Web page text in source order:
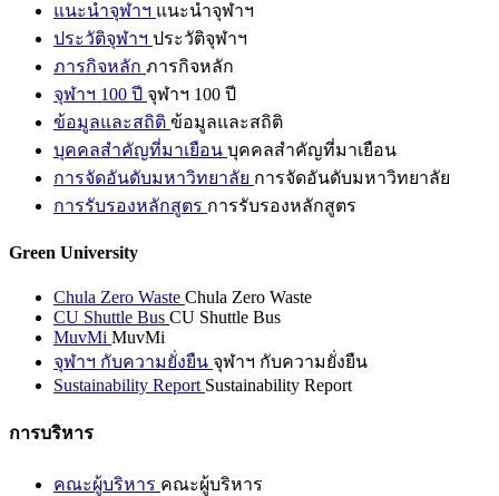
แนะนำจุฬาฯ แนะนำจุฬาฯ
ประวัติจุฬาฯ ประวัติจุฬาฯ
ภารกิจหลัก ภารกิจหลัก
จุฬาฯ 100 ปี จุฬาฯ 100 ปี
ข้อมูลและสถิติ ข้อมูลและสถิติ
บุคคลสำคัญที่มาเยือน บุคคลสำคัญที่มาเยือน
การจัดอันดับมหาวิทยาลัย การจัดอันดับมหาวิทยาลัย
การรับรองหลักสูตร การรับรองหลักสูตร
Green University
Chula Zero Waste Chula Zero Waste
CU Shuttle Bus CU Shuttle Bus
MuvMi MuvMi
จุฬาฯ กับความยั่งยืน จุฬาฯ กับความยั่งยืน
Sustainability Report Sustainability Report
การบริหาร
คณะผู้บริหาร คณะผู้บริหาร